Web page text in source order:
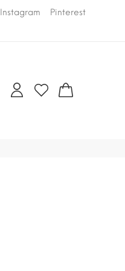
OFFERTEdans un
Instagram Pinterest